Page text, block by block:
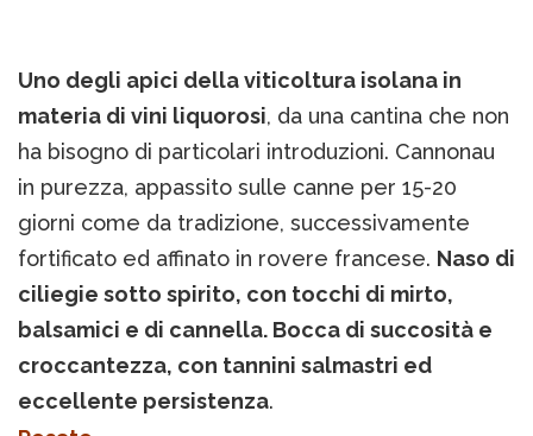
Uno degli apici della viticoltura isolana in
materia di vini liquorosi, da una cantina che non
ha bisogno di particolari introduzioni. Cannonau
in purezza, appassito sulle canne per 15-20
giorni come da tradizione, successivamente
fortificato ed affinato in rovere francese. Naso di
ciliegie sotto spirito, con tocchi di mirto,
balsamici e di cannella. Bocca di succosità e
croccantezza, con tannini salmastri ed
eccellente persistenza.